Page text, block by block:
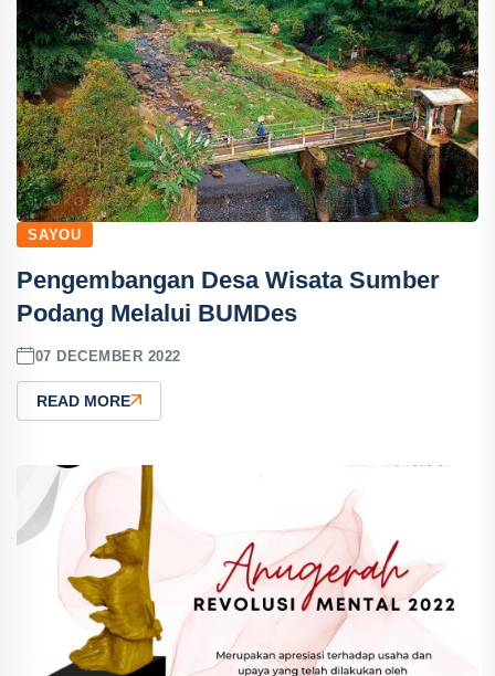
SAYOU
Pengembangan Desa Wisata Sumber
Podang Melalui BUMDes
07 DECEMBER 2022
READ MORE